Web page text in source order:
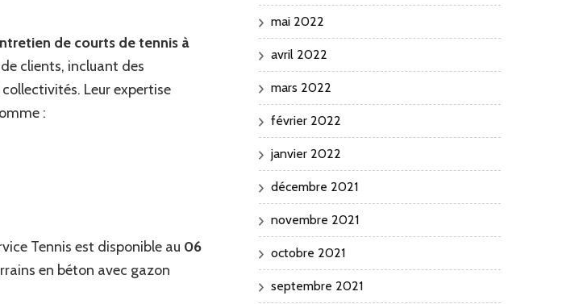
de courts de tennis à
clients, incluant des
Leur expertise
:
Tennis est disponible au 06
en béton avec gazon
mai 2022
avril 2022
mars 2022
février 2022
janvier 2022
décembre 2021
novembre 2021
octobre 2021
septembre 2021